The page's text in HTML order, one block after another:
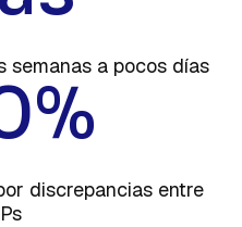
semanas a pocos días
discrepancias entre